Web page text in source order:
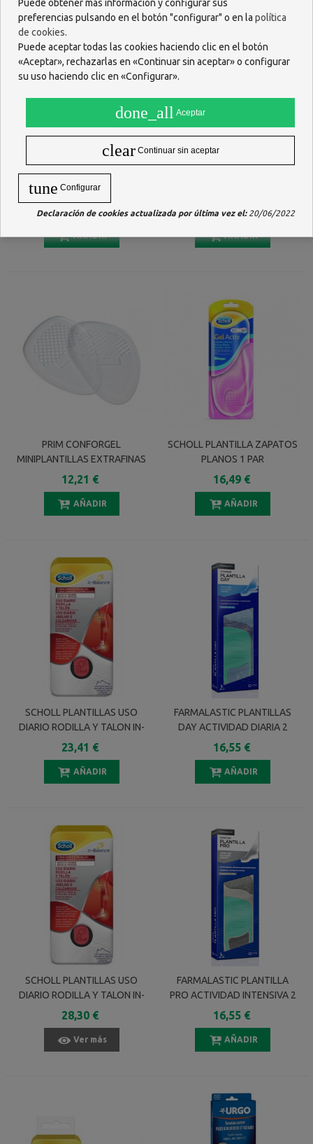
PRIM COMFORSIL PLANTILLA
ORTOPEDICA FASCITIS
PLANTAR TALLA L 42-46 1 PAR
21,95 €
AÑADIR
23,48 €
AÑADIR
PRIM CONFORGEL
MINIPLANTILLAS EXTRAFINAS
ANTIDESLIZANTES 2
UNIDADES
12,21 €
AÑADIR
SCHOLL PLANTILLA ZAPATOS
PLANOS 1 PAR
16,49 €
AÑADIR
SCHOLL PLANTILLAS USO
DIARIO RODILLA Y TALON IN-
BALANCE TALLA L 1 PAR
23,41 €
AÑADIR
FARMALASTIC PLANTILLAS
DAY ACTIVIDAD DIARIA 2
UNIDADES TALLA L
16,55 €
AÑADIR
SCHOLL PLANTILLAS USO
DIARIO RODILLA Y TALON IN-
BALANCE TALLA S 1 PAR
28,30 €
Ver más
FARMALASTIC PLANTILLA
PRO ACTIVIDAD INTENSIVA 2
UNIDADES TALLA S
16,55 €
AÑADIR
Puede obtener más información y configurar sus
preferencias pulsando en el botón "configurar" o en la política
de cookies.
Puede aceptar todas las cookies haciendo clic en el botón
«Aceptar», rechazarlas en «Continuar sin aceptar» o configurar
su uso haciendo clic en «Configurar».
done_all Aceptar
clear Continuar sin aceptar
tune Configurar
Declaración de cookies actualizada por última vez el:20/06/2022